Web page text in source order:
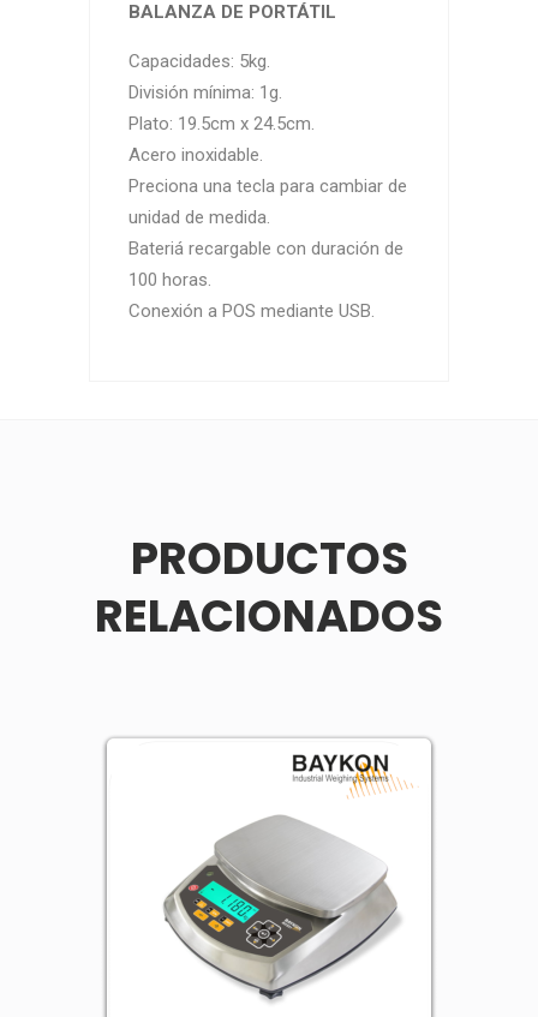
BALANZA DE PORTÁTIL
Capacidades: 5kg.
División mínima: 1g.
Plato: 19.5cm x 24.5cm.
Acero inoxidable.
Preciona una tecla para cambiar de
unidad de medida.
Bateriá recargable con duración de
100 horas.
Conexión a POS mediante USB.
PRODUCTOS
RELACIONADOS